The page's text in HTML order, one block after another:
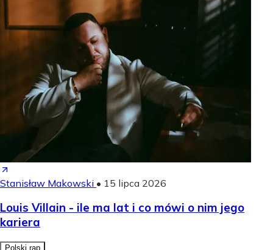
Stanisław Makowski • 15 lipca 2026
Louis Villain - ile ma lat i co mówi o nim jego
kariera
Polski rap